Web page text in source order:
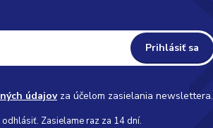
Prihlásiť sa
údajovza účelom zasielania newslettera.
Zasielame raz za 14 dní.